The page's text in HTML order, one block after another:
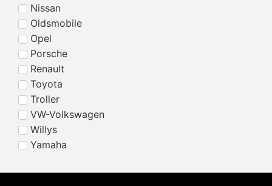
Nissan
Oldsmobile
Opel
Porsche
Renault
Toyota
Troller
VW-Volkswagen
Willys
Yamaha